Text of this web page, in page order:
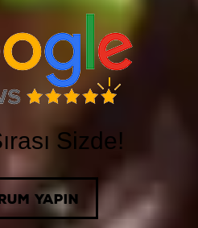
Sizde!
YAPIN